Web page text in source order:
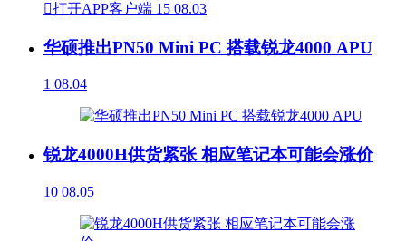
打开APP客户端 15 08.03
华硕推出PN50 Mini PC 搭载锐龙4000 APU
1 08.04
锐龙4000H供货紧张 相应笔记本可能会涨价
10 08.05